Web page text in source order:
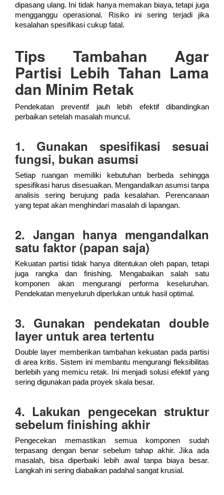
dipasang ulang. Ini tidak hanya memakan biaya, tetapi juga
mengganggu operasional. Risiko ini sering terjadi jika
kesalahan spesifikasi cukup fatal.
Tips Tambahan Agar
Partisi Lebih Tahan Lama
dan Minim Retak
Pendekatan preventif jauh lebih efektif dibandingkan
perbaikan setelah masalah muncul.
1. Gunakan spesifikasi sesuai
fungsi, bukan asumsi
Setiap ruangan memiliki kebutuhan berbeda sehingga
spesifikasi harus disesuaikan. Mengandalkan asumsi tanpa
analisis sering berujung pada kesalahan. Perencanaan
yang tepat akan menghindari masalah di lapangan.
2. Jangan hanya mengandalkan
satu faktor (papan saja)
Kekuatan partisi tidak hanya ditentukan oleh papan, tetapi
juga rangka dan finishing. Mengabaikan salah satu
komponen akan mengurangi performa keseluruhan.
Pendekatan menyeluruh diperlukan untuk hasil optimal.
3. Gunakan pendekatan double
layer untuk area tertentu
Double layer memberikan tambahan kekuatan pada partisi
di area kritis. Sistem ini membantu mengurangi fleksibilitas
berlebih yang memicu retak. Ini menjadi solusi efektif yang
sering digunakan pada proyek skala besar.
4. Lakukan pengecekan struktur
sebelum finishing akhir
Pengecekan memastikan semua komponen sudah
terpasang dengan benar sebelum tahap akhir. Jika ada
masalah, bisa diperbaiki lebih awal tanpa biaya besar.
Langkah ini sering diabaikan padahal sangat krusial.